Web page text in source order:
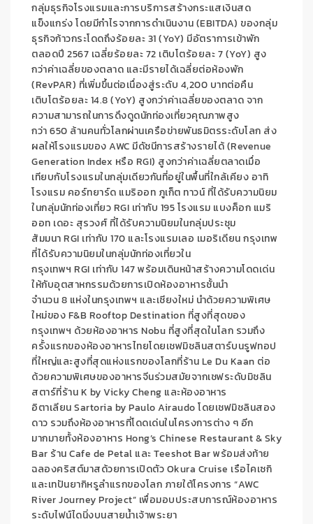
กลุ่มธุรกิจโรงแรมและการบริการสร้างกระแสเงินสด
แข็งแกร่ง โดยมีกำไรจากการดำเนินงาน (EBITDA) ของกลุ่ม
ธุรกิจก้าวกระโดดถึงร้อยละ 31 (YoY) มีอัตราการเข้าพัก
ตลอดปี 2567 เฉลี่ยร้อยละ 72 เติบโตร้อยละ 7 (YoY) สูง
กว่าค่าเฉลี่ยของตลาด และมีรายได้เฉลี่ยต่อห้องพัก
(RevPAR) ที่เพิ่มขึ้นต่อเนื่องสู่ระดับ 4,200 บาทต่อคืน
เติบโตร้อยละ 14.8 (YoY) สูงกว่าค่าเฉลี่ยของตลาด จาก
ความสามารถในการดึงดูดนักท่องเที่ยวคุณภาพสูง
กว่า 650 ล้านคนทั่วโลกผ่านเครือข่ายพันธมิตรระดับโลก ส่ง
ผลให้โรงแรมของ AWC มีดัชนีการสร้างรายได้ (Revenue
Generation Index หรือ RGI) สูงกว่าค่าเฉลี่ยตลาดเมื่อ
เทียบกับโรงแรมในกลุ่มเดียวกันที่อยู่ในพื้นที่ใกล้เคียง อาทิ
โรงแรม คอร์ทยาร์ด แมริออท ภูเก็ต ทาวน์ ที่ได้รับความนิยม
ในกลุ่มนักท่องเที่ยว RGI เท่ากับ 195 โรงแรม แบงค็อก แมริ
ออท เดอะ สุรวงศ์ ที่ได้รับความนิยมในกลุ่มประชุม
สัมมนา RGI เท่ากับ 170 และโรงแรมเลอ เมอริเดียน กรุงเทพ
ที่ได้รับความนิยมในกลุ่มนักท่องเที่ยวใน
กรุงเทพฯ RGI เท่ากับ 147 พร้อมเดินหน้าสร้างความโดดเด่น
ให้กับอุตสาหกรรมด้วยการเปิดห้องอาหารชั้นนำ
จำนวน 8 แห่งในกรุงเทพฯ และเชียงใหม่ นำด้วยความพิเศษ
ใหม่ของ F&B Rooftop Destination ที่สูงที่สุดของ
กรุงเทพฯ ด้วยห้องอาหาร Nobu ที่สูงที่สุดในโลก รวมถึง
ครั้งแรกของห้องอาหารไทยโดยเชฟมิชลินสตาร์บนรูฟทอป
ที่ใหญ่และสูงที่สุดแห่งแรกของโลกที่ร้าน Le Du Kaan ต่อ
ด้วยความพิเศษของอาหารจีนร่วมสมัยจากเชฟระดับมิชลิน
สตาร์ที่ร้าน K by Vicky Cheng และห้องอาหาร
อิตาเลียน Sartoria by Paulo Airaudo โดยเชฟมิชลินสอง
ดาว รวมถึงห้องอาหารที่โดดเด่นในโครงการต่าง ๆ อีก
มากมายทั้งห้องอาหาร Hong’s Chinese Restaurant & Sky
Bar ร้าน Cafe de Petal และ Teeshot Bar พร้อมส่งท้าย
ฉลองคริสต์มาสด้วยการเปิดตัว Okura Cruise เรือไคเซกิ
และเทปันยากิหรูลำแรกของโลก ภายใต้โครงการ “AWC
River Journey Project” เพื่อมอบประสบการณ์ห้องอาหาร
ระดับไฟน์ไดนิ่งบนสายน้ำเจ้าพระยา